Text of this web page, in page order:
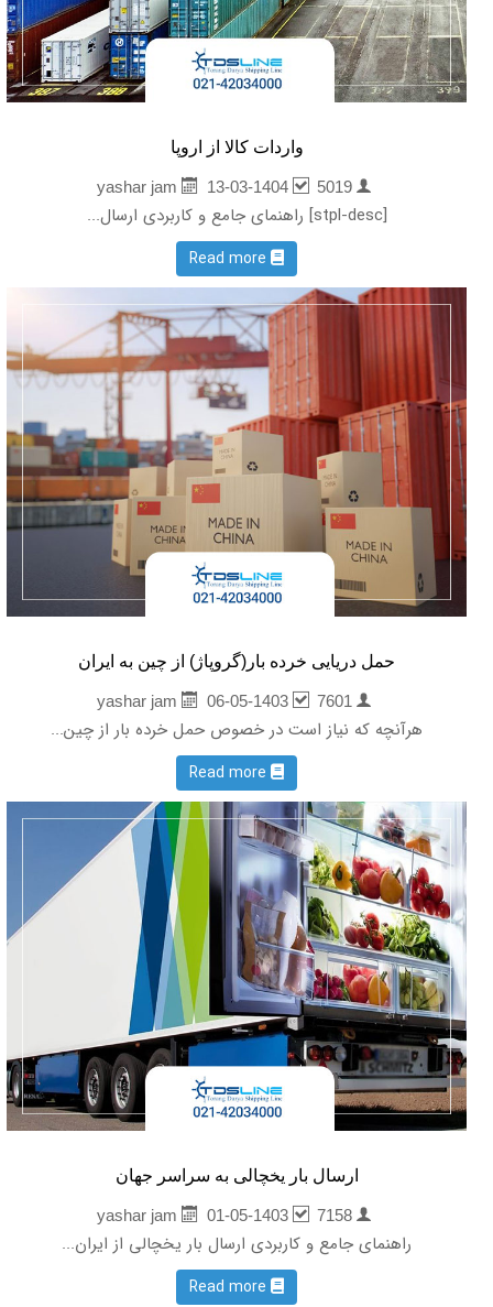
واردات کالا از اروپا
yashar jam
13-03-1404 5019
[stpl-desc] راهنمای جامع و کاربردی ارسال...
Read more
حمل دریایی خرده بار(گروپاژ) از چین به ایران
yashar jam
06-05-1403 7601
هرآنچه که نیاز است در خصوص حمل خرده بار از چین...
Read more
ارسال بار یخچالی به سراسر جهان
yashar jam
01-05-1403 7158
راهنمای جامع و کاربردی ارسال بار یخچالی از ایران...
Read more